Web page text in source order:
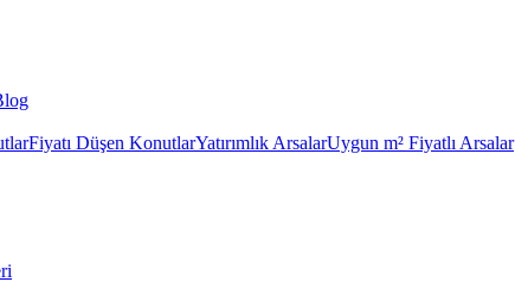
Fiyatı Düşen KonutlarYatırımlık ArsalarUygun m² Fiyatlı Arsalar